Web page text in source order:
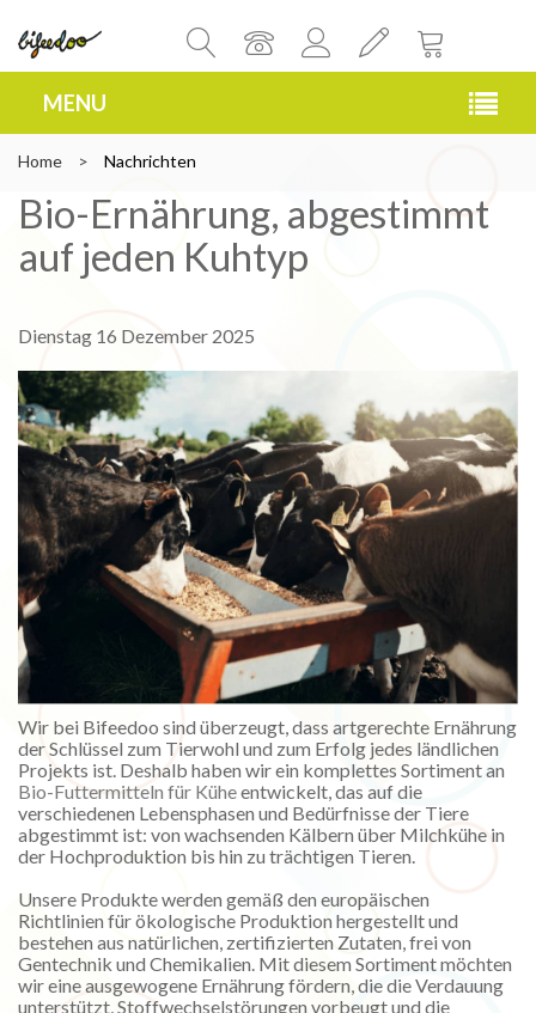
MENU
Home > Nachrichten
Bio-Ernährung, abgestimmt
auf jeden Kuhtyp
Dienstag 16 Dezember 2025
Wir bei Bifeedoo sind überzeugt, dass artgerechte Ernährung
der Schlüssel zum Tierwohl und zum Erfolg jedes ländlichen
Projekts ist. Deshalb haben wir ein komplettes Sortiment an
Bio-Futtermitteln für Küheentwickelt, das auf die
verschiedenen Lebensphasen und Bedürfnisse der Tiere
abgestimmt ist: von wachsenden Kälbern über Milchkühe in
der Hochproduktion bis hin zu trächtigen Tieren.
Unsere Produkte werden gemäß den europäischen
Richtlinien für ökologische Produktion hergestellt und
bestehen aus natürlichen, zertifizierten Zutaten, frei von
Gentechnik und Chemikalien. Mit diesem Sortiment möchten
wir eine ausgewogene Ernährung fördern, die die Verdauung
unterstützt, Stoffwechselstörungen vorbeugt und die